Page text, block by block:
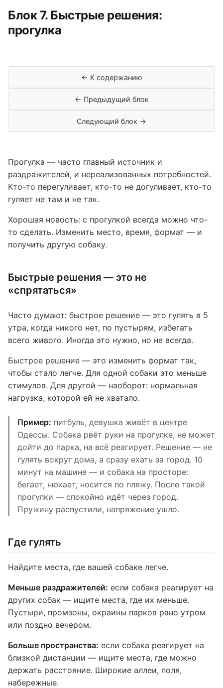
Блок 7. Быстрые решения:
прогулка
← К содержанию
← Предыдущий блок
Следующий блок →
Прогулка — часто главный источник и
раздражителей, и нереализованных потребностей.
Кто-то перегуливает, кто-то не догуливает, кто-то
гуляет не там и не так.
Хорошая новость: с прогулкой всегда можно что-
то сделать. Изменить место, время, формат — и
получить другую собаку.
Быстрые решения — это не
«спрятаться»
Часто думают: быстрое решение — это гулять в 5
утра, когда никого нет, по пустырям, избегать
всего живого. Иногда это нужно, но не всегда.
Быстрое решение — это изменить формат так,
чтобы стало легче. Для одной собаки это меньше
стимулов. Для другой — наоборот: нормальная
нагрузка, которой ей не хватало.
Пример: питбуль, девушка живёт в центре
Одессы. Собака рвёт руки на прогулке, не может
дойти до парка, на всё реагирует. Решение — не
гулять вокруг дома, а сразу ехать за город. 10
минут на машине — и собака на просторе:
бегает, нюхает, носится по пляжу. После такой
прогулки — спокойно идёт через город.
Пружину распустили, напряжение ушло.
Где гулять
Найдите места, где вашей собаке легче.
Меньше раздражителей: если собака реагирует на
других собак — ищите места, где их меньше.
Пустыри, промзоны, окраины парков рано утром
или поздно вечером.
Больше пространства: если собака реагирует на
близкой дистанции — ищите места, где можно
держать расстояние. Широкие аллеи, поля,
набережные.